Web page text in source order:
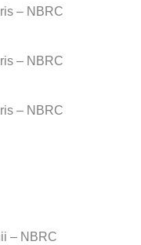
– NBRC
– NBRC
– NBRC
– NBRC